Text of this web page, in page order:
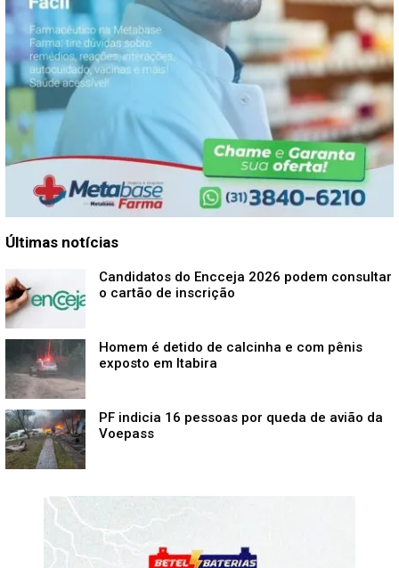
Últimas notícias
Candidatos do Encceja 2026 podem consultar
o cartão de inscrição
Homem é detido de calcinha e com pênis
exposto em Itabira
PF indicia 16 pessoas por queda de avião da
Voepass